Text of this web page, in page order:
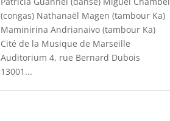
(congas) Nathanaël Magen (tambour Ka)
Maminirina Andrianaivo (tambour Ka)
Cité de la Musique de Marseille
Auditorium 4, rue Bernard Dubois
13001...